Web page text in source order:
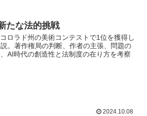
たな法的挑戦
ロラド州の美術コンテストで1位を獲得し
。著作権局の判断、作者の主張、問題の
AI時代の創造性と法制度の在り方を考察
2024.10.08